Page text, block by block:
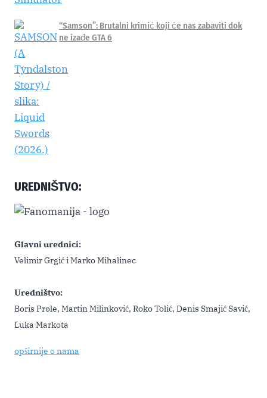
“Samson”: Brutalni krimić koji će nas zabaviti dok
ne izađe GTA 6
UREDNIŠTVO:
Glavni urednici:
Velimir Grgić i Marko Mihalinec
Uredništvo:
Boris Prole, Martin Milinković, Roko Tolić, Denis Smajić Savić,
Luka Markota
opširnije o nama